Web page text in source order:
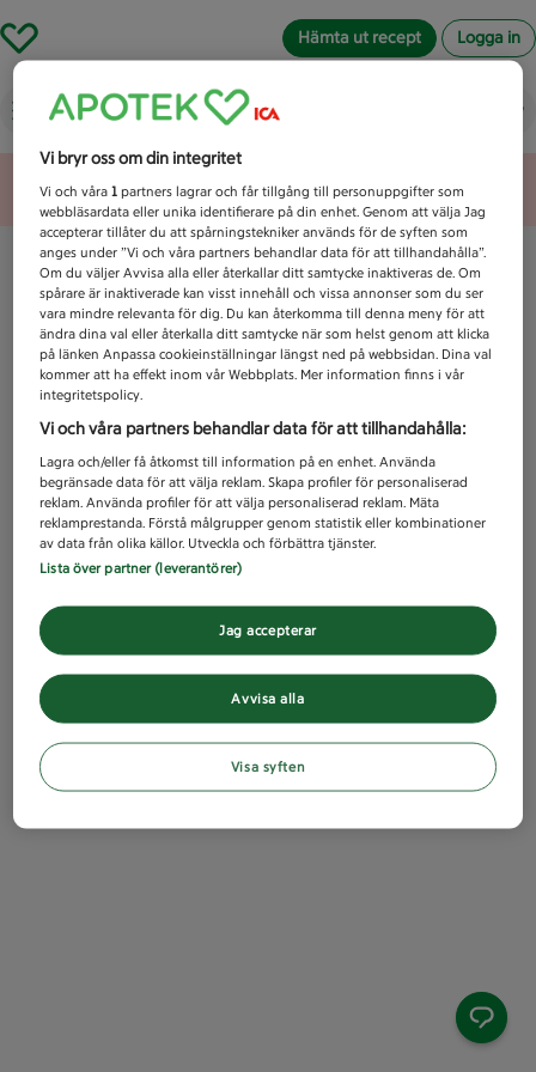
Hämta ut recept Logga in
Vad letar du efter idag?
Unknown error
Vi bryr oss om din integritet
Vi och våra1 partners lagrar och får tillgång till personuppgifter som
webbläsardata eller unika identifierare på din enhet. Genom att välja Jag
accepterar tillåter du att spårningstekniker används för de syften som
anges under ”Vi och våra partners behandlar data för att tillhandahålla”.
Om du väljer Avvisa alla eller återkallar ditt samtycke inaktiveras de. Om
spårare är inaktiverade kan visst innehåll och vissa annonser som du ser
vara mindre relevanta för dig. Du kan återkomma till denna meny för att
ändra dina val eller återkalla ditt samtycke när som helst genom att klicka
på länken Anpassa cookieinställningar längst ned på webbsidan. Dina val
kommer att ha effekt inom vår Webbplats. Mer information finns i vår
integritetspolicy.
Vi och våra partners behandlar data för att tillhandahålla:
Lagra och/eller få åtkomst till information på en enhet. Använda
begränsade data för att välja reklam. Skapa profiler för personaliserad
reklam. Använda profiler för att välja personaliserad reklam. Mäta
reklamprestanda. Förstå målgrupper genom statistik eller kombinationer
av data från olika källor. Utveckla och förbättra tjänster.
Lista över partner (leverantörer)
Avvisa alla
Jag accepterar
Visa syften